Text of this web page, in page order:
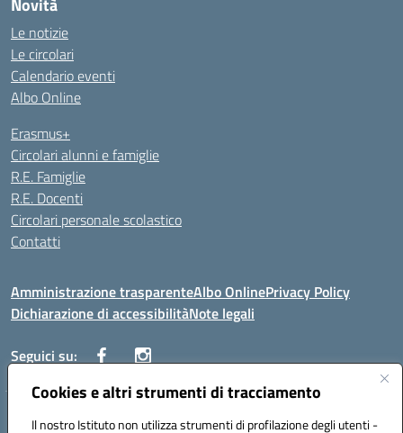
Cookies e altri strumenti di tracciamento
Il nostro Istituto non utilizza strumenti di profilazione degli utenti -
Novità
Le notizie
Le circolari
Calendario eventi
Albo Online
Erasmus+
Circolari alunni e famiglie
R.E. Famiglie
R.E. Docenti
Circolari personale scolastico
Contatti
Amministrazione trasparenteAlbo OnlinePrivacy Policy
Dichiarazione di accessibilitàNote legali
Seguici su:
VIALE ITALIA , 13 91011 ALCAMO (TP)